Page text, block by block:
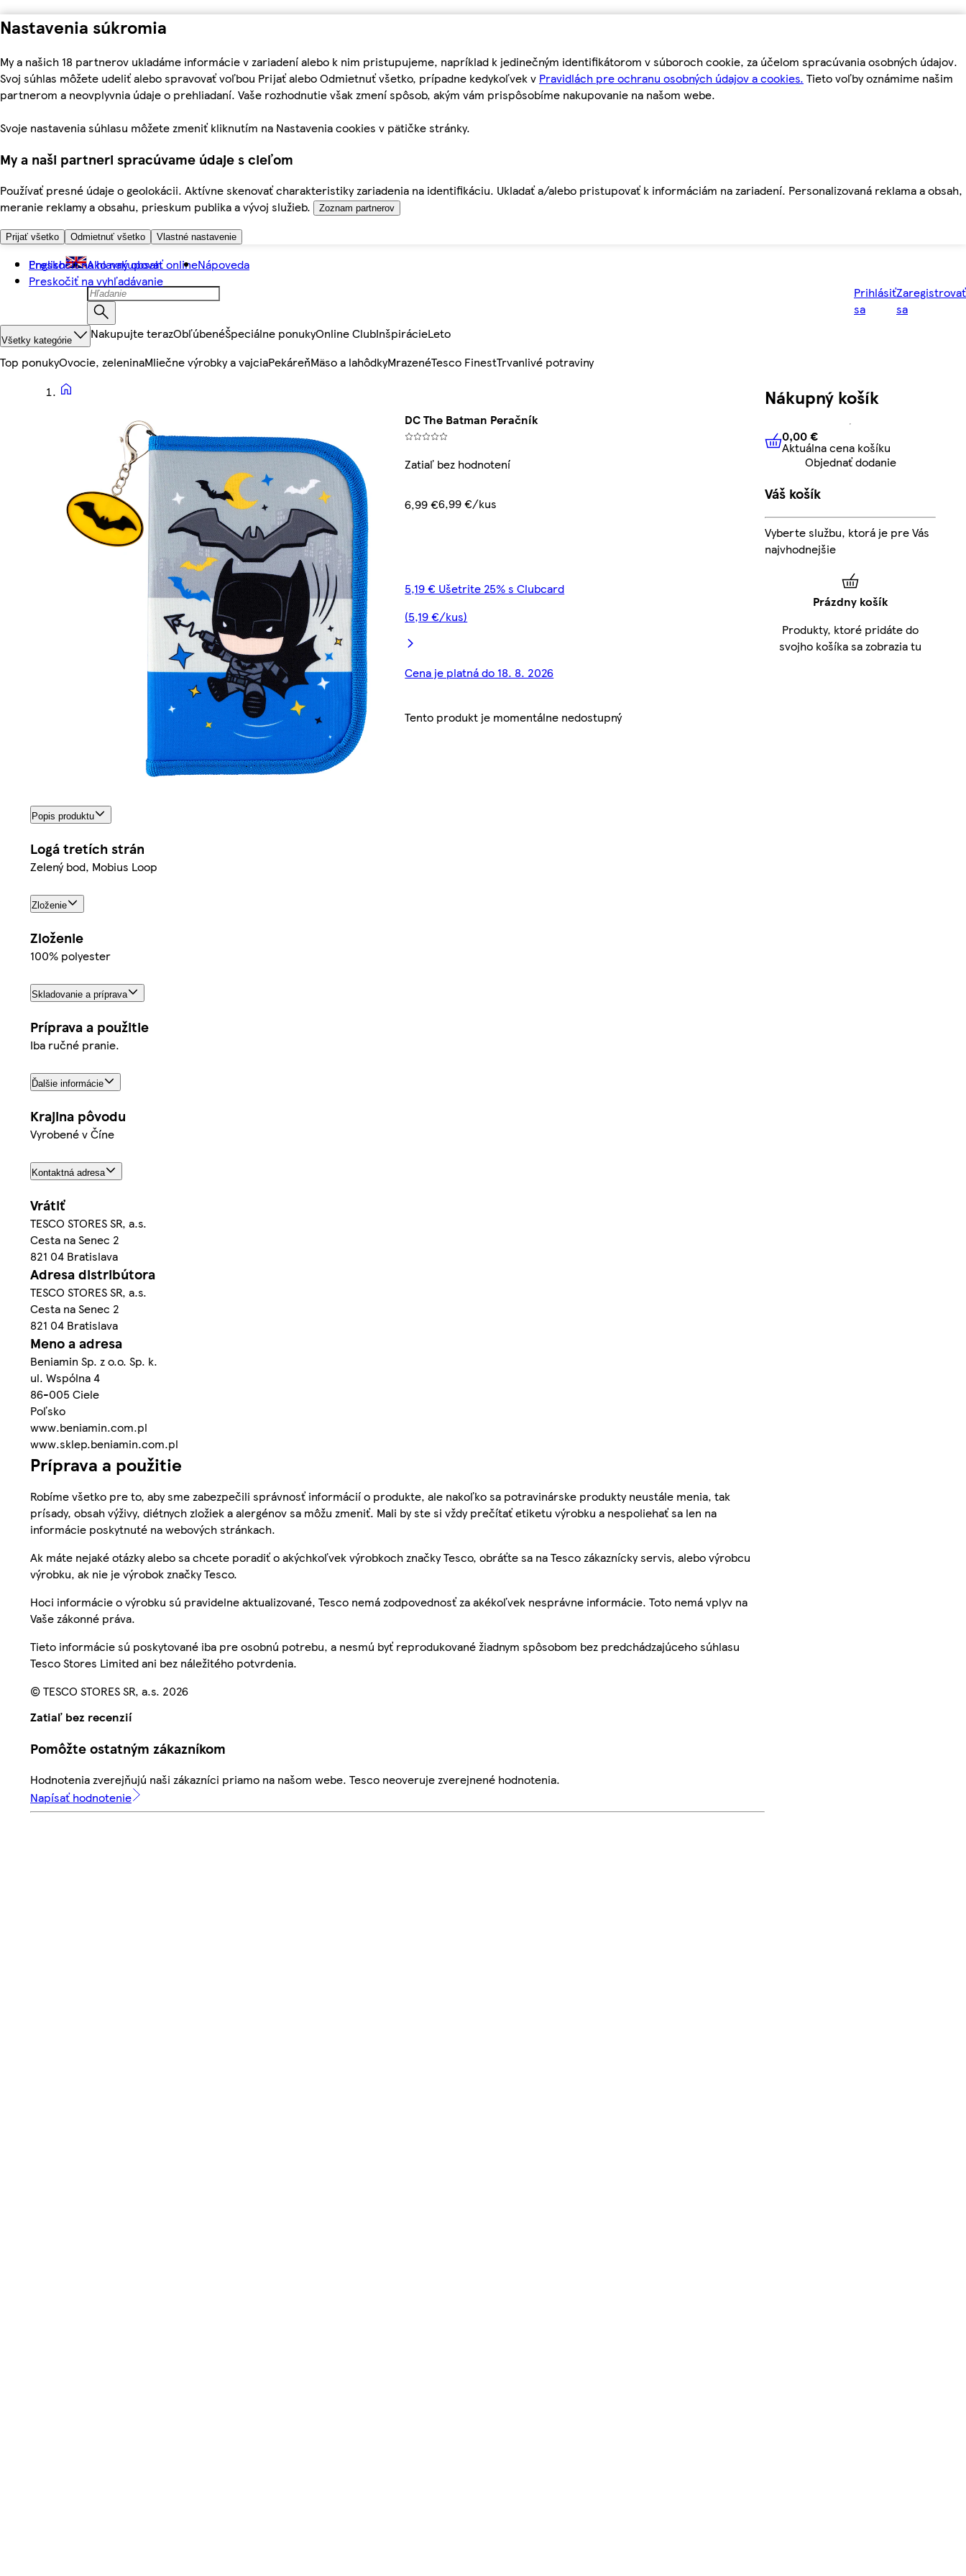
Nastavenia súkromia
My a našich 18 partnerov ukladáme informácie v zariadení alebo k nim pristupujeme, napríklad k jedinečným identifikátorom v súboroch cookie, za účelom spracúvania osobných údajov.
Svoj súhlas môžete udeliť alebo spravovať voľbou Prijať alebo Odmietnuť všetko, prípadne kedykoľvek v Pravidlách pre ochranu osobných údajov a cookies. Tieto voľby oznámime našim
partnerom a neovplyvnia údaje o prehliadaní. Vaše rozhodnutie však zmení spôsob, akým vám prispôsobíme nakupovanie na našom webe.
Svoje nastavenia súhlasu môžete zmeniť kliknutím na Nastavenia cookies v pätičke stránky.
My a naši partneri spracúvame údaje s cieľom
Používať presné údaje o geolokácii. Aktívne skenovať charakteristiky zariadenia na identifikáciu. Ukladať a/alebo pristupovať k informáciám na zariadení. Personalizovaná reklama a obsah,
meranie reklamy a obsahu, prieskum publika a vývoj služieb.
Zoznam partnerov
Prijať všetko Odmietnuť všetko Vlastné nastavenie
Preskočiť na hlavný obsah
Preskočiť na vyhľadávanie
English Ako nakupovať onlineNápoveda
Prihlásiť
sa
Zaregistrovať
sa
Všetky kategórie Nakupujte terazObľúbenéŠpeciálne ponukyOnline ClubInšpirácieLeto
Top ponukyOvocie, zeleninaMliečne výrobky a vajciaPekáreňMäso a lahôdkyMrazenéTesco FinestTrvanlivé potraviny
DC The Batman Peračník
Zatiaľ bez hodnotení
6,99 €6,99 €/kus
5,19 € Ušetrite 25% s Clubcard
(5,19 €/kus)
Cena je platná do 18. 8. 2026
Tento produkt je momentálne nedostupný
Popis produktu
Logá tretích strán
Zelený bod, Mobius Loop
Zloženie
Zloženie
100% polyester
Skladovanie a príprava
Príprava a použitie
Iba ručné pranie.
Ďalšie informácie
Krajina pôvodu
Vyrobené v Číne
Kontaktná adresa
Vrátiť
TESCO STORES SR, a.s.
Cesta na Senec 2
821 04 Bratislava
Adresa distribútora
TESCO STORES SR, a.s.
Cesta na Senec 2
821 04 Bratislava
Meno a adresa
Beniamin Sp. z o.o. Sp. k.
ul. Wspólna 4
86-005 Ciele
Poľsko
www.beniamin.com.pl
www.sklep.beniamin.com.pl
Príprava a použitie
Robíme všetko pre to, aby sme zabezpečili správnosť informácií o produkte, ale nakoľko sa potravinárske produkty neustále menia, tak
prísady, obsah výživy, diétnych zložiek a alergénov sa môžu zmeniť. Mali by ste si vždy prečítať etiketu výrobku a nespoliehať sa len na
informácie poskytnuté na webových stránkach.
Ak máte nejaké otázky alebo sa chcete poradiť o akýchkoľvek výrobkoch značky Tesco, obráťte sa na Tesco zákaznícky servis, alebo výrobcu
výrobku, ak nie je výrobok značky Tesco.
Hoci informácie o výrobku sú pravidelne aktualizované, Tesco nemá zodpovednosť za akékoľvek nesprávne informácie. Toto nemá vplyv na
Vaše zákonné práva.
Tieto informácie sú poskytované iba pre osobnú potrebu, a nesmú byť reprodukované žiadnym spôsobom bez predchádzajúceho súhlasu
Tesco Stores Limited ani bez náležitého potvrdenia.
© TESCO STORES SR, a.s. 2026
Zatiaľ bez recenzií
Pomôžte ostatným zákazníkom
Hodnotenia zverejňujú naši zákazníci priamo na našom webe. Tesco neoveruje zverejnené hodnotenia.
Napísať hodnotenie
Nákupný košík
0,00 € Aktuálna cena košíku
0,00 €
Aktuálna cena košíku
Objednať dodanie
Váš košík
Vyberte službu, ktorá je pre Vás
najvhodnejšie
Prázdny košík
Produkty, ktoré pridáte do
svojho košíka sa zobrazia tu